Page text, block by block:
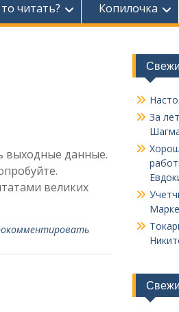
читать? Копилочка
выходные данные.
великих
За